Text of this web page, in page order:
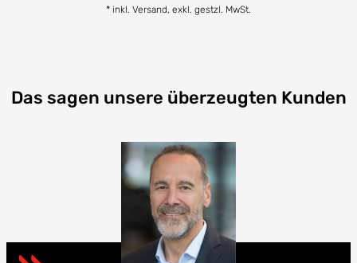
* inkl. Versand, exkl. gestzl. MwSt.
Das sagen unsere überzeugten Kunden